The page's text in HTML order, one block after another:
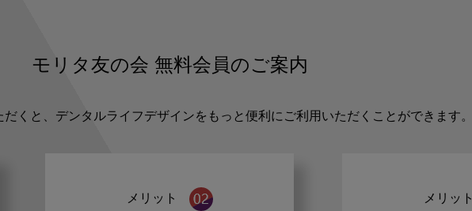
モリタ友の会 無料会員のご案内
くと、デンタルライフデザインをもっと便利にご利用いただくことができます。
メリット メリット